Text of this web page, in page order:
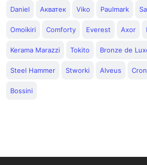
Daniel Акватек Viko Paulmark
Omoikiri Comforty Everest Axor
Kerama Marazzi Tokito Bronze de
Steel Hammer Stworki Alveus Cron
Bossini